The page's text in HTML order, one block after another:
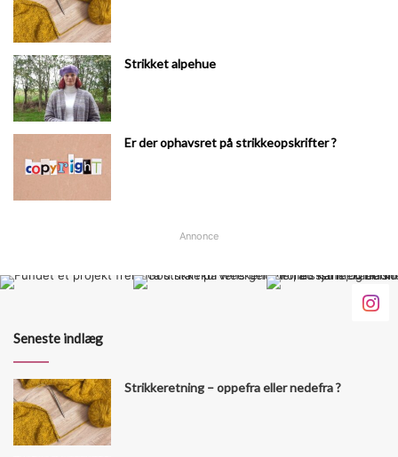
Strikket alpehue
Er der ophavsret på strikkeopskrifter ?
Annonce
Seneste indlæg
Strikkeretning – oppefra eller nedefra ?